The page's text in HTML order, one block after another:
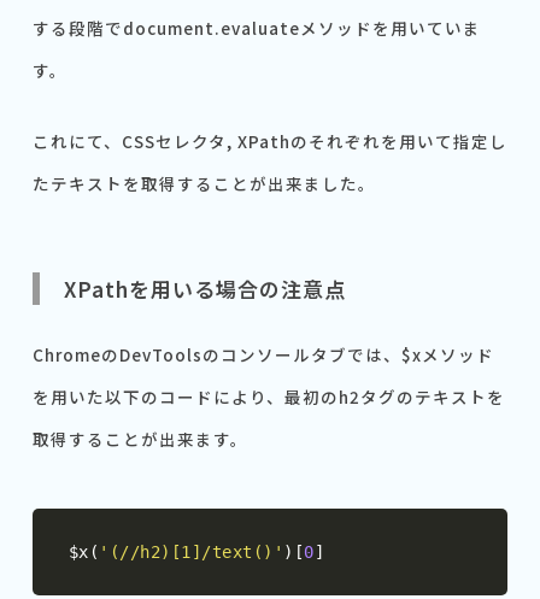
する段階でdocument.evaluateメソッドを用いていま
す。
これにて、CSSセレクタ, XPathのそれぞれを用いて指定し
たテキストを取得することが出来ました。
XPathを用いる場合の注意点
ChromeのDevToolsのコンソールタブでは、$xメソッド
を用いた以下のコードにより、最初のh2タグのテキストを
取得することが出来ます。
$x ( '(//h2)[1]/text()' )[0]